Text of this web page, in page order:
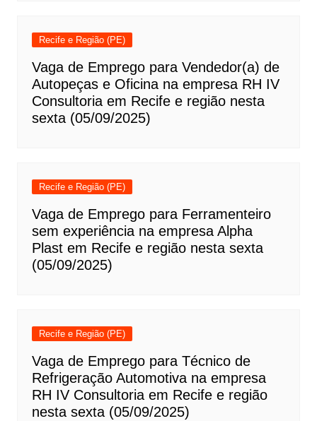
Recife e Região (PE)
Vaga de Emprego para Vendedor(a) de
Autopeças e Oficina na empresa RH IV
Consultoria em Recife e região nesta
sexta (05/09/2025)
Recife e Região (PE)
Vaga de Emprego para Ferramenteiro
sem experiência na empresa Alpha
Plast em Recife e região nesta sexta
(05/09/2025)
Recife e Região (PE)
Vaga de Emprego para Técnico de
Refrigeração Automotiva na empresa
RH IV Consultoria em Recife e região
nesta sexta (05/09/2025)